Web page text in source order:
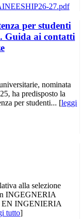
per studenti
Guida ai contatti
nominata
ha predisposto la
per studenti... [leggi
alla selezione
INGEGNERIA
INGENIERIA
tutto]